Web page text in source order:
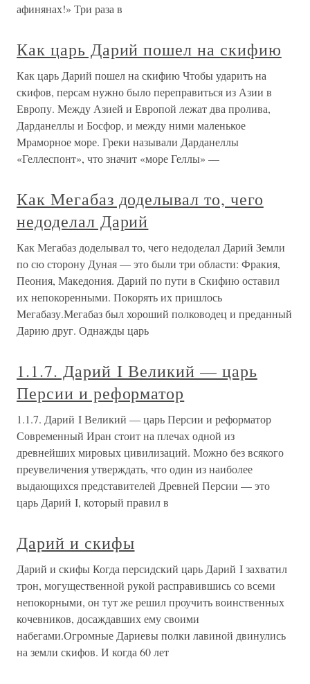
афинянах!» Три раза в
Как царь Дарий пошел на скифию
Как царь Дарий пошел на скифию Чтобы ударить на
скифов, персам нужно было переправиться из Азии в
Европу. Между Азией и Европой лежат два пролива,
Дарданеллы и Босфор, и между ними маленькое
Мраморное море. Греки называли Дарданеллы
«Геллеспонт», что значит «море Геллы» —
Как Мегабаз доделывал то, чего
недоделал Дарий
Как Мегабаз доделывал то, чего недоделал Дарий Земли
по сю сторону Дуная — это были три области: Фракия,
Пеония, Македония. Дарий по пути в Скифию оставил
их непокоренными. Покорять их пришлось
Мегабазу.Мегабаз был хороший полководец и преданный
Дарию друг. Однажды царь
1.1.7. Дарий I Великий — царь
Персии и реформатор
1.1.7. Дарий I Великий — царь Персии и реформатор
Современный Иран стоит на плечах одной из
древнейших мировых цивилизаций. Можно без всякого
преувеличения утверждать, что один из наиболее
выдающихся представителей Древней Персии — это
царь Дарий I, который правил в
Дарий и скифы
Дарий и скифы Когда персидский царь Дарий I захватил
трон, могущественной рукой расправившись со всеми
непокорными, он тут же решил проучить воинственных
кочевников, досаждавших ему своими
набегами.Огромные Дариевы полки лавиной двинулись
на земли скифов. И когда 60 лет